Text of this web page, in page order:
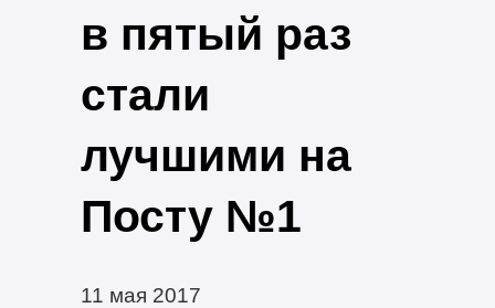
в пятый раз
стали
лучшими на
Посту №1
11 мая 2017